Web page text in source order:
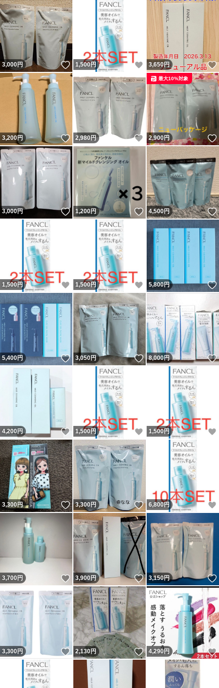
3,000円 いいね！
1,500円 いいね！
3,650円
3,200円 いいね！
2,980円 いいね！
2,900円
最大10%対象
3,000円 いいね！
1,200円 いいね！
4,500円
1,500円 いいね！
1,500円 いいね！
5,800円
5,400円 いいね！
3,050円 いいね！
8,000円
4,200円 いいね！
1,500円 いいね！
1,500円
3,300円 いいね！
3,300円 いいね！
6,800円
3,700 円 いいね！
3,900円 いいね！
3,150円
3,300円 いいね！
2,130円 いいね！
4,290円